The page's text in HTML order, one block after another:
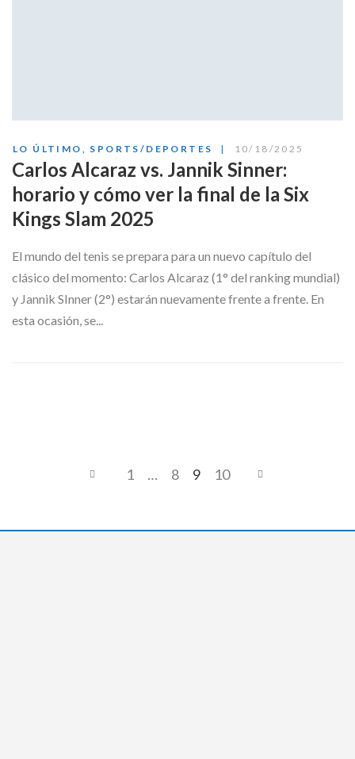
LO ÚLTIMO , SPORTS/DEPORTES 10/18/2025
Carlos Alcaraz vs. Jannik Sinner:
horario y cómo ver la final de la Six
Kings Slam 2025
El mundo del tenis se prepara para un nuevo capítulo del
clásico del momento: Carlos Alcaraz (1° del ranking mundial)
y Jannik SInner (2°) estarán nuevamente frente a frente. En
esta ocasión, se...
1 … 8 9 10